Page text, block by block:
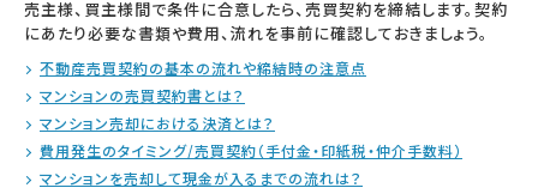
売主様、買主様間で条件に合意したら、売買契約を締結します。契約
にあたり必要な書類や費用、流れを事前に確認しておきましょう。
不動産売買契約の基本の流れや締結時の注意点
マンションの売買契約書とは？
マンション売却における決済とは？
費用発生のタイミング/売買契約（手付金・印紙税・仲介手数料）
マンションを売却して現金が入るまでの流れは？